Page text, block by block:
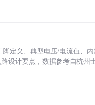
定义、典型电压/电流值、
设计要点，数据参考自杭州